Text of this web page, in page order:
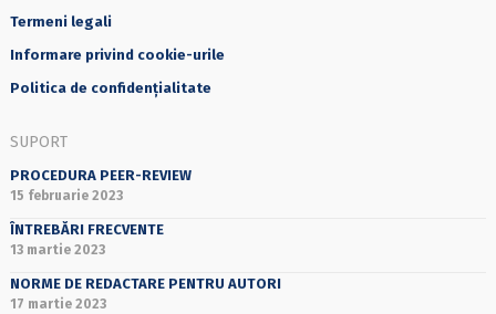
Termeni legali
Informare privind cookie-urile
Politica de confidențialitate
SUPORT
PROCEDURA PEER-REVIEW
15 februarie 2023
ÎNTREBĂRI FRECVENTE
13 martie 2023
NORME DE REDACTARE PENTRU AUTORI
17 martie 2023